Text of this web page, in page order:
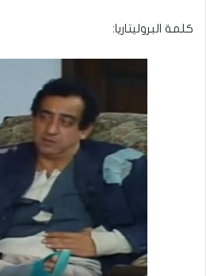
كلمة البروليتاريا: